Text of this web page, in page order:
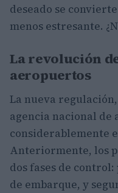
deseado se
menos estresante.
La revolución
aeropuertos
La nueva
agencia nacional
considerablemente
Anteriormente, los
dos fases de
de embarque, y